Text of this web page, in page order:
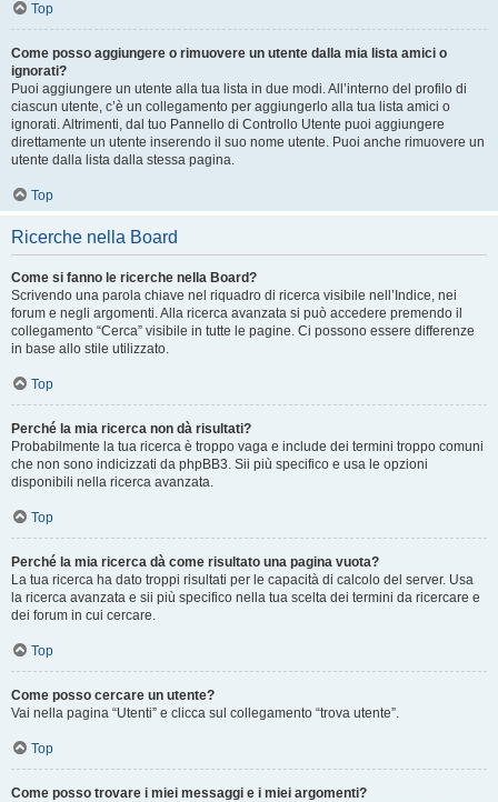
Top
Come posso aggiungere o rimuovere un utente dalla mia lista amici o
ignorati?
Puoi aggiungere un utente alla tua lista in due modi. All’interno del profilo di
ciascun utente, c’è un collegamento per aggiungerlo alla tua lista amici o
ignorati. Altrimenti, dal tuo Pannello di Controllo Utente puoi aggiungere
direttamente un utente inserendo il suo nome utente. Puoi anche rimuovere un
utente dalla lista dalla stessa pagina.
Top
Ricerche nella Board
Come si fanno le ricerche nella Board?
Scrivendo una parola chiave nel riquadro di ricerca visibile nell’Indice, nei
forum e negli argomenti. Alla ricerca avanzata si può accedere premendo il
collegamento “Cerca” visibile in tutte le pagine. Ci possono essere differenze
in base allo stile utilizzato.
Top
Perché la mia ricerca non dà risultati?
Probabilmente la tua ricerca è troppo vaga e include dei termini troppo comuni
che non sono indicizzati da phpBB3. Sii più specifico e usa le opzioni
disponibili nella ricerca avanzata.
Top
Perché la mia ricerca dà come risultato una pagina vuota?
La tua ricerca ha dato troppi risultati per le capacità di calcolo del server. Usa
la ricerca avanzata e sii più specifico nella tua scelta dei termini da ricercare e
dei forum in cui cercare.
Top
Come posso cercare un utente?
Vai nella pagina “Utenti” e clicca sul collegamento “trova utente”.
Top
Come posso trovare i miei messaggi e i miei argomenti?